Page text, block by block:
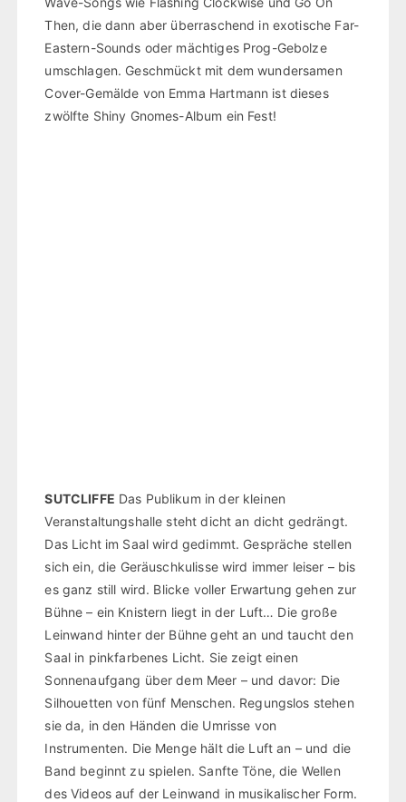
Then, die dann aber überraschend in exotische Far-
Eastern-Sounds oder mächtiges Prog-Gebolze
umschlagen. Geschmückt mit dem wundersamen
Cover-Gemälde von Emma Hartmann ist dieses
zwölfte Shiny Gnomes-Album ein Fest!
SUTCLIFFE Das Publikum in der kleinen
Veranstaltungshalle steht dicht an dicht gedrängt.
Das Licht im Saal wird gedimmt. Gespräche stellen
sich ein, die Geräuschkulisse wird immer leiser – bis
es ganz still wird. Blicke voller Erwartung gehen zur
Bühne – ein Knistern liegt in der Luft… Die große
Leinwand hinter der Bühne geht an und taucht den
Saal in pinkfarbenes Licht. Sie zeigt einen
Sonnenaufgang über dem Meer – und davor: Die
Silhouetten von fünf Menschen. Regungslos stehen
sie da, in den Händen die Umrisse von
Instrumenten. Die Menge hält die Luft an – und die
Band beginnt zu spielen. Sanfte Töne, die Wellen
des Videos auf der Leinwand in musikalischer Form.